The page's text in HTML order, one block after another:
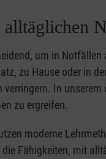
alltäglichen
um in
zu Hause oder in
In
zu ergreifen.
moderne
Fähigkeiten, mit